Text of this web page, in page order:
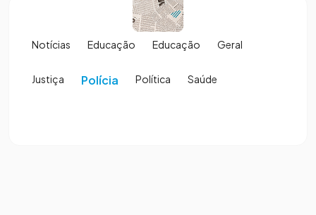
Notícias Educação Educação Geral
Justiça Polícia Política Saúde